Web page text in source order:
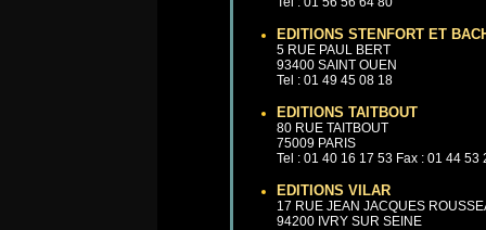
EDITIONS STENFORT ET
5 RUE PAUL BERT
93400 SAINT OUEN
Tel : 01 49 45 08 18
EDITIONS TAITBOUT
80 RUE TAITBOUT
75009 PARIS
Tel : 01 40 16 17 53 Fax : 01 44 53
EDITIONS VILAR
17 RUE JEAN JACQUES
94200 IVRY SUR SEINE